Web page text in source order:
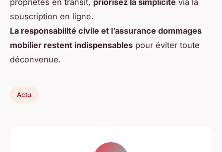
propriétés en transit, priorisez la simplicité via la
souscription en ligne.
La responsabilité civile et l’assurance dommages
mobilier restent indispensables pour éviter toute
déconvenue.
Actu